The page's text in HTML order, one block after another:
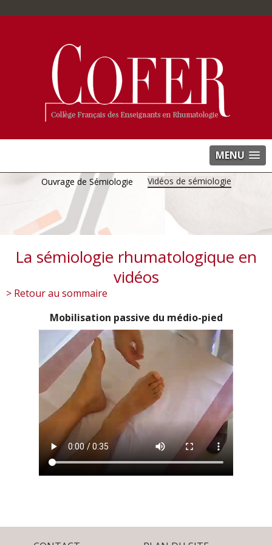
MENU
Ouvrage de Sémiologie Vidéos de sémiologie
La sémiologie rhumatologique en
vidéos
> Retour au sommaire
Mobilisation passive du médio-pied